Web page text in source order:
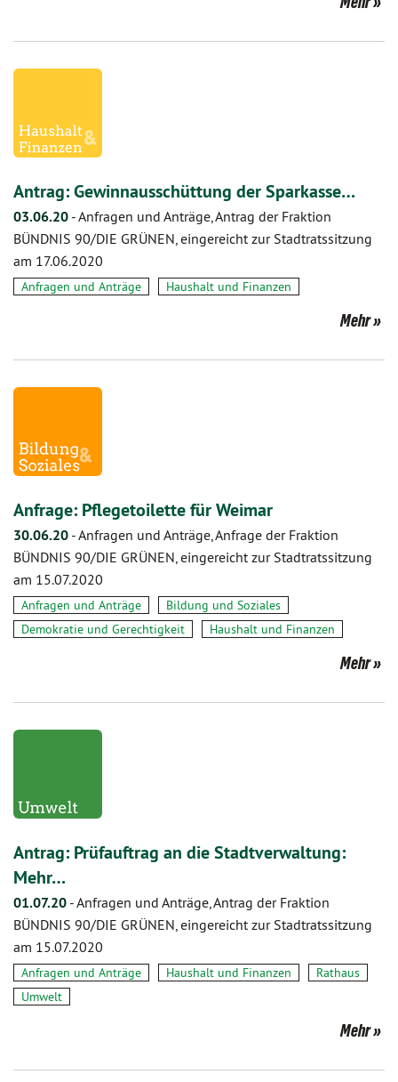
Antrag: Gewinnausschüttung der Sparkasse…
03.06.20 -Anfragen und Anträge, Antrag der Fraktion
BÜNDNIS 90/DIE GRÜNEN, eingereicht zur Stadtratssitzung
am 17.06.2020
Anfragen und Anträge Haushalt und Finanzen
Mehr
Anfrage: Pflegetoilette für Weimar
30.06.20 -Anfragen und Anträge, Anfrage der Fraktion
BÜNDNIS 90/DIE GRÜNEN, eingereicht zur Stadtratssitzung
am 15.07.2020
Anfragen und Anträge
Bildung und Soziales
Demokratie und Gerechtigkeit
Haushalt und Finanzen
Mehr
Antrag: Prüfauftrag an die Stadtverwaltung:
Mehr…
01.07.20 -Anfragen und Anträge, Antrag der Fraktion
BÜNDNIS 90/DIE GRÜNEN, eingereicht zur Stadtratssitzung
am 15.07.2020
Anfragen und Anträge Haushalt und Finanzen
Rathaus
Umwelt
Mehr